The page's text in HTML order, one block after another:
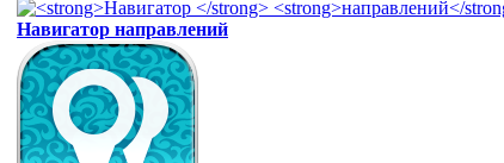
Навигатор направлений